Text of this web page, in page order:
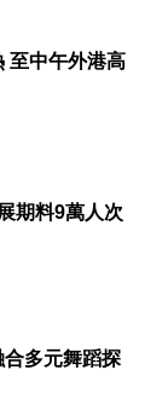
至中午外港高
期料9萬人次
多元舞蹈探